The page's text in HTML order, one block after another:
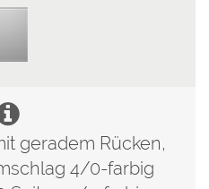
geradem Rücken,
4/0-farbig